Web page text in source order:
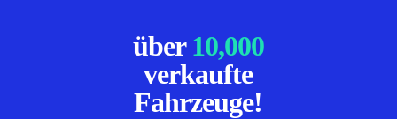
über10,000
verkaufte
Fahrzeuge!